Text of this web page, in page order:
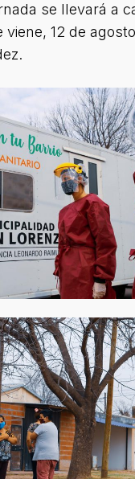
se llevará a
viene, 12 de